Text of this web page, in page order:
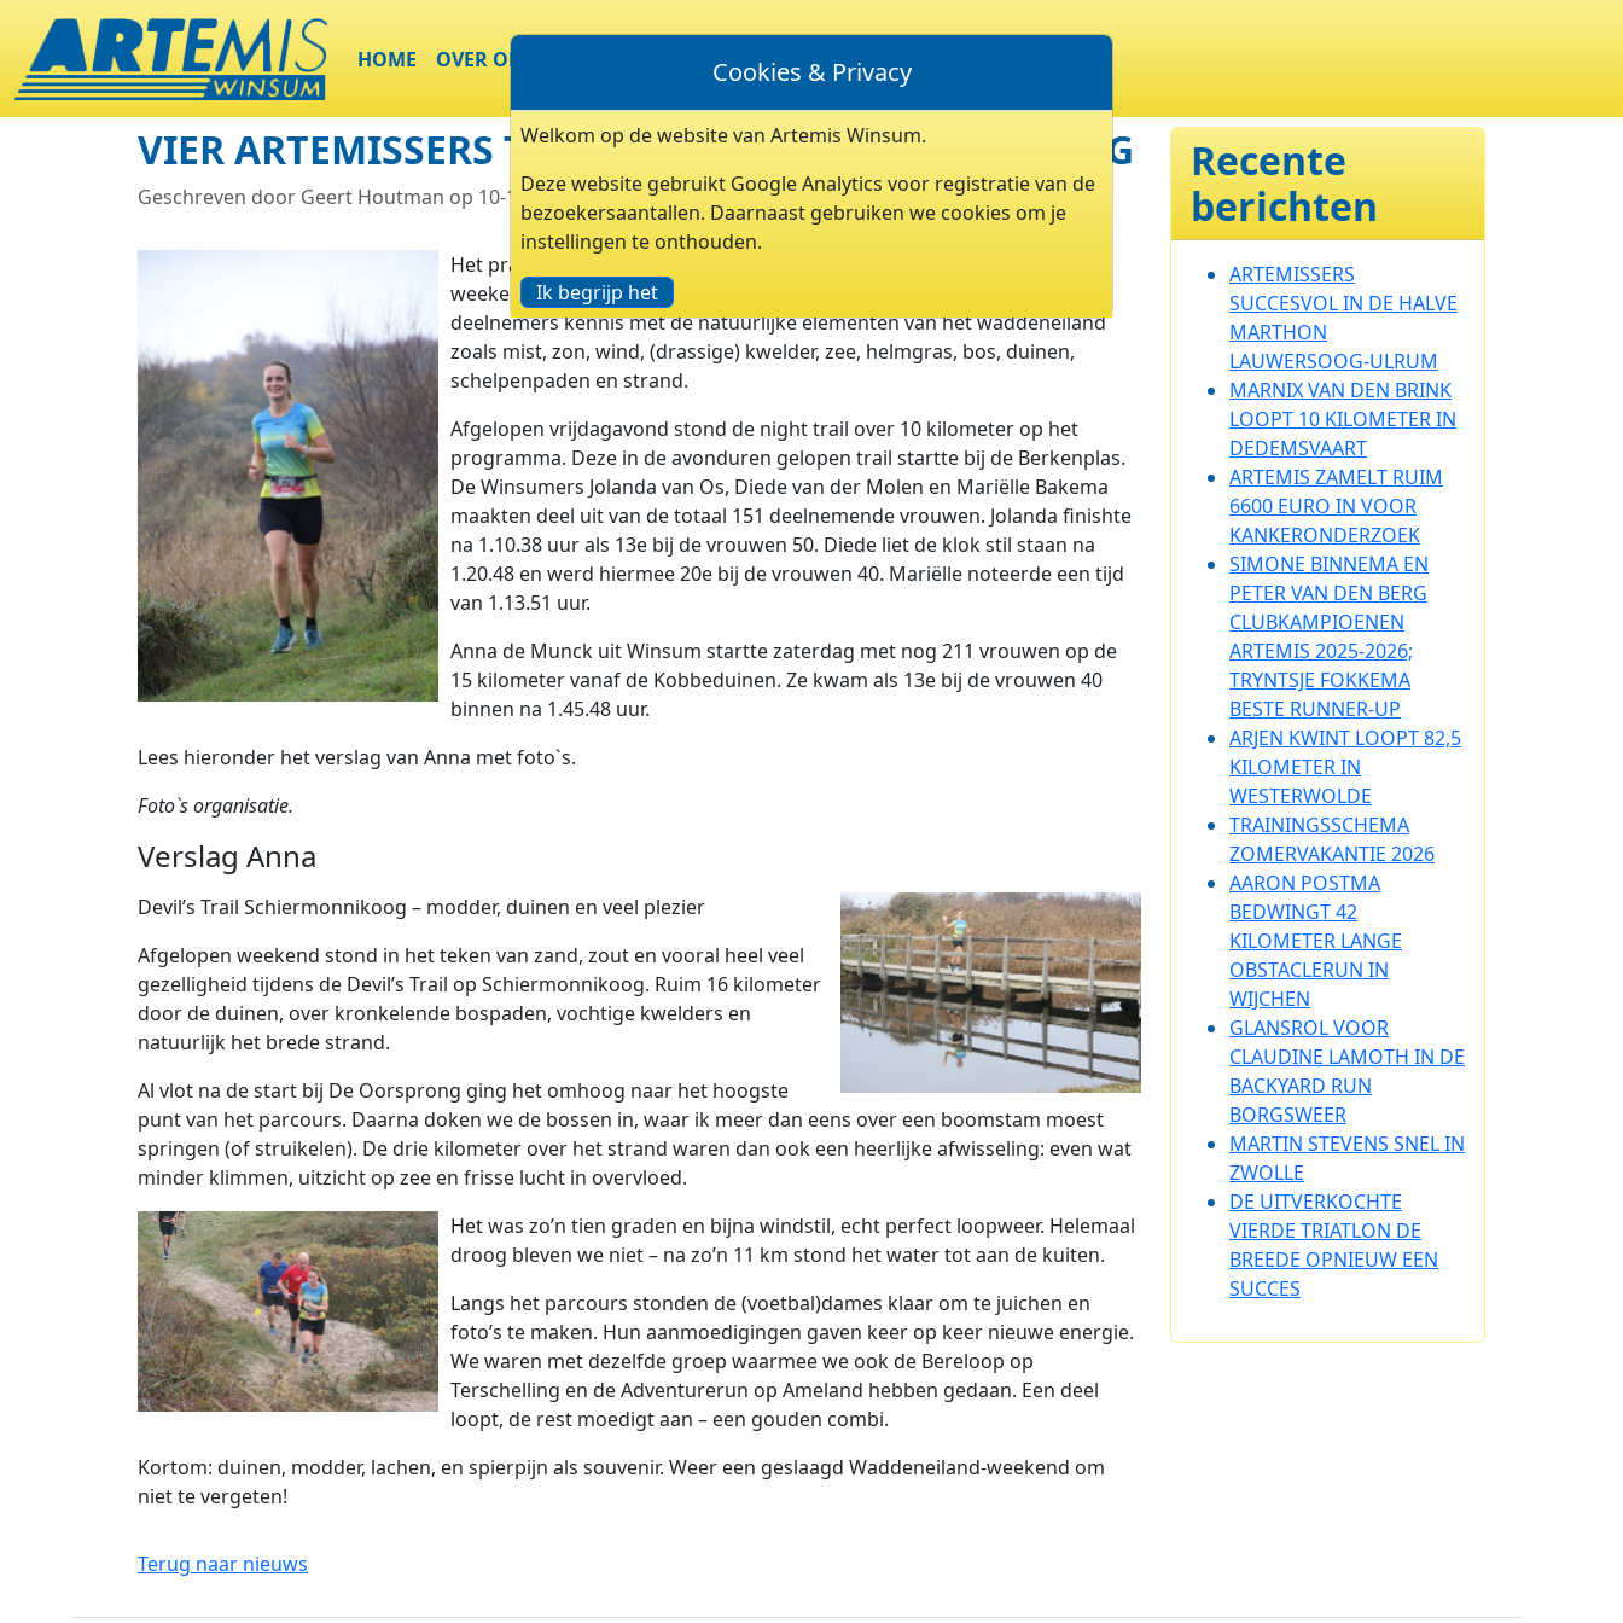
HOME OVER ONS ARCHIEF LINKS
Cookies & Privacy
Welkom op de website van Artemis Winsum.
Deze website gebruikt Google Analytics voor registratie van de
bezoekersaantallen. Daarnaast gebruiken we cookies om je
instellingen te onthouden.
Ik begrijp het
VIER ARTEMISSERS TRAILEN OP SCHIERMONNIKOOG
Geschreven door Geert Houtman op 10-11-2025
Het prachtige waddeneiland Schiermonnikoog stond het afgelopen
weekend in het teken van de Devil`s Trail. Tijdens deze trail maakten de
deelnemers kennis met de natuurlijke elementen van het waddeneiland
zoals mist, zon, wind, (drassige) kwelder, zee, helmgras, bos, duinen,
schelpenpaden en strand.
Afgelopen vrijdagavond stond de night trail over 10 kilometer op het
programma. Deze in de avonduren gelopen trail startte bij de Berkenplas.
De Winsumers Jolanda van Os, Diede van der Molen en Mariëlle Bakema
maakten deel uit van de totaal 151 deelnemende vrouwen. Jolanda finishte
na 1.10.38 uur als 13e bij de vrouwen 50. Diede liet de klok stil staan na
1.20.48 en werd hiermee 20e bij de vrouwen 40. Mariëlle noteerde een tijd
van 1.13.51 uur.
Anna de Munck uit Winsum startte zaterdag met nog 211 vrouwen op de
15 kilometer vanaf de Kobbeduinen. Ze kwam als 13e bij de vrouwen 40
binnen na 1.45.48 uur.
Lees hieronder het verslag van Anna met foto`s.
Foto`s organisatie.
Verslag Anna
Devil’s Trail Schiermonnikoog – modder, duinen en veel plezier
Afgelopen weekend stond in het teken van zand, zout en vooral heel veel
gezelligheid tijdens de Devil’s Trail op Schiermonnikoog. Ruim 16 kilometer
door de duinen, over kronkelende bospaden, vochtige kwelders en
natuurlijk het brede strand.
Al vlot na de start bij De Oorsprong ging het omhoog naar het hoogste
punt van het parcours. Daarna doken we de bossen in, waar ik meer dan eens over een boomstam moest
springen (of struikelen). De drie kilometer over het strand waren dan ook een heerlijke afwisseling: even wat
minder klimmen, uitzicht op zee en frisse lucht in overvloed.
Het was zo’n tien graden en bijna windstil, echt perfect loopweer. Helemaal
droog bleven we niet – na zo’n 11 km stond het water tot aan de kuiten.
Langs het parcours stonden de (voetbal)dames klaar om te juichen en
foto’s te maken. Hun aanmoedigingen gaven keer op keer nieuwe energie.
We waren met dezelfde groep waarmee we ook de Bereloop op
Terschelling en de Adventurerun op Ameland hebben gedaan. Een deel
loopt, de rest moedigt aan – een gouden combi.
Kortom: duinen, modder, lachen, en spierpijn als souvenir. Weer een geslaagd Waddeneiland-weekend om
niet te vergeten!
Terug naar nieuws
Recente
berichten
ARTEMISSERS
SUCCESVOL IN DE HALVE
MARTHON
LAUWERSOOG-ULRUM
MARNIX VAN DEN BRINK
LOOPT 10 KILOMETER IN
DEDEMSVAART
ARTEMIS ZAMELT RUIM
6600 EURO IN VOOR
KANKERONDERZOEK
SIMONE BINNEMA EN
PETER VAN DEN BERG
CLUBKAMPIOENEN
ARTEMIS 2025-2026;
TRYNTSJE FOKKEMA
BESTE RUNNER-UP
ARJEN KWINT LOOPT 82,5
KILOMETER IN
WESTERWOLDE
TRAININGSSCHEMA
ZOMERVAKANTIE 2026
AARON POSTMA
BEDWINGT 42
KILOMETER LANGE
OBSTACLERUN IN
WIJCHEN
GLANSROL VOOR
CLAUDINE LAMOTH IN DE
BACKYARD RUN
BORGSWEER
MARTIN STEVENS SNEL IN
ZWOLLE
DE UITVERKOCHTE
VIERDE TRIATLON DE
BREEDE OPNIEUW EEN
SUCCES